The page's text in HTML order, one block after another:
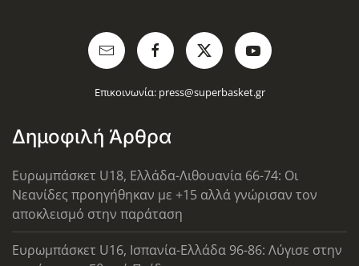
Επικοινωνία: press@superbasket.gr
Δημοφιλή Άρθρα
Ευρωμπάσκετ U18, Ελλάδα-Λιθουανία 66-74: Οι
Νεανίδες προηγήθηκαν με +15 αλλά γνώρισαν τον
αποκλεισμό στην παράταση
Ευρωμπάσκετ U16, Ισπανία-Ελλάδα 96-86: Λύγισε στην